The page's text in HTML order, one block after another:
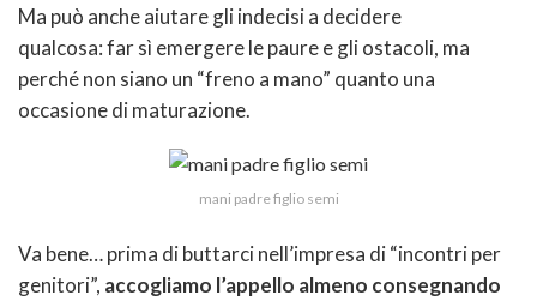
Ma può anche aiutare gli indecisi a decidere
qualcosa: far sì emergere le paure e gli ostacoli, ma
perché non siano un “freno a mano” quanto una
occasione di maturazione.
mani padre figlio semi
Va bene… prima di buttarci nell’impresa di “incontri per
genitori”, accogliamo l’appello almeno consegnando